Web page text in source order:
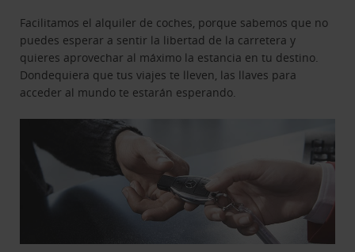
Facilitamos el alquiler de coches, porque sabemos que no
puedes esperar a sentir la libertad de la carretera y
quieres aprovechar al máximo la estancia en tu destino.
Dondequiera que tus viajes te lleven, las llaves para
acceder al mundo te estarán esperando.